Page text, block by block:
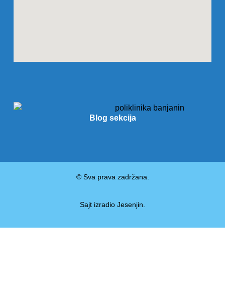
Blog sekcija
© Sva prava zadržana.
Sajt izradio Jesenjin.